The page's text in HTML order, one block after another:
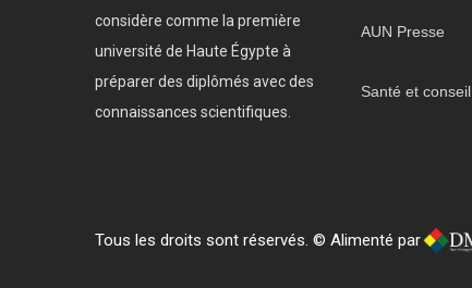
considère comme la première
université de Haute Égypte à
préparer des diplômés avec des
connaissances scientifiques.
AUN Presse
Santé et conseil
Tous les droits sont réservés. © Alimenté par